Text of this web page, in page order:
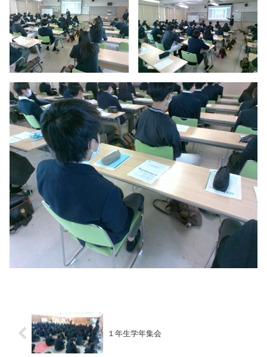
１年生学年集会